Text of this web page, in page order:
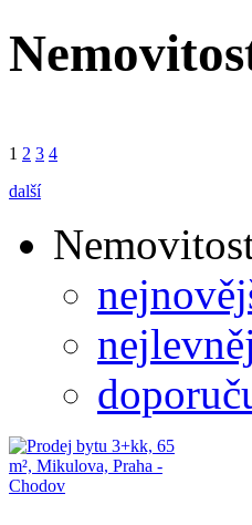
1 2 3 4
další